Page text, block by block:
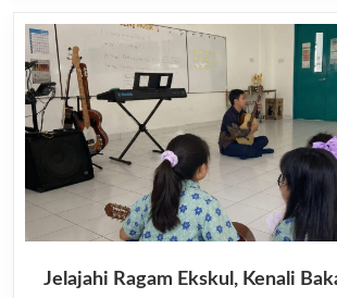
Jelajahi Ragam Ekskul, Kenali